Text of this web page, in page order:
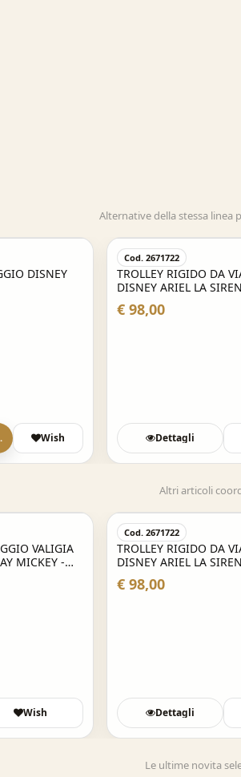
Alternative della stessa linea
DISNEY
Wish
Acquisto
Cod. 2671722
TROLLEY RIGIDO DA
DISNEY ARIEL LA
55X38X20 BAGAGLIO A
€ 98,00
Dettagli
Altri articoli
VALIGIA
MICKEY -
MANO
Wish
Acquisto
Cod. 2671722
TROLLEY RIGIDO DA
DISNEY ARIEL LA
55X38X20 BAGAGLIO A
€ 98,00
Dettagli
Le ultime novita